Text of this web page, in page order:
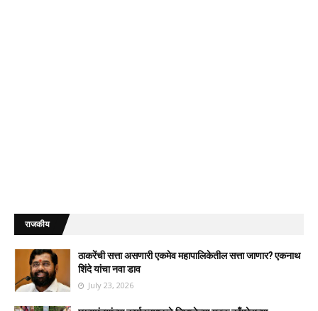
राजकीय
ठाकरेंची सत्ता असणारी एकमेव महापालिकेतील सत्ता जाणार? एकनाथ
शिंदे यांचा नवा डाव
July 23, 2026